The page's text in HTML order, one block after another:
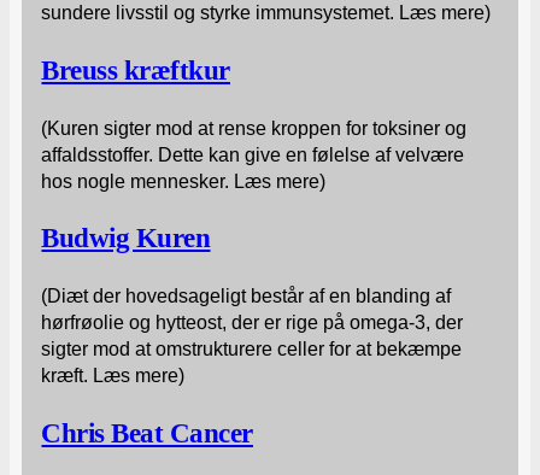
sundere livsstil og styrke immunsystemet. Læs mere)
Breuss kræftkur
(Kuren sigter mod at rense kroppen for toksiner og
affaldsstoffer. Dette kan give en følelse af velvære
hos nogle mennesker. Læs mere)
Budwig Kuren
(Diæt der hovedsageligt består af en blanding af
hørfrøolie og hytteost, der er rige på omega-3, der
sigter mod at omstrukturere celler for at bekæmpe
kræft. Læs mere)
Chris Beat Cancer